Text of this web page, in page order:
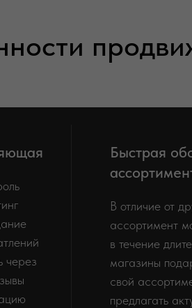
через
Быстрая
В отличие от
ассортимент
в течение
магазины
свой
предлагать